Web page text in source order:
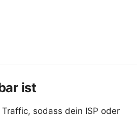
ist
sodass dein ISP oder